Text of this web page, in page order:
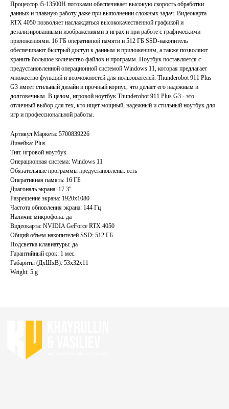
Процессор i5-13500H потоками обеспечивает высокую скорость обработки
данных и плавную работу даже при выполнении сложных задач. Видеокарта
RTX 4050 позволяет наслаждаться высококачественной графикой и
детализированными изображениями в играх и при работе с графическими
приложениями. 16 ГБ оперативной памяти и 512 ГБ SSD-накопитель
обеспечивают быстрый доступ к данным и приложениям, а также позволяют
хранить большое количество файлов и программ. Ноутбук поставляется с
предустановленной операционной системой Windows 11, которая предлагает
множество функций и возможностей для пользователей. Thunderobot 911 Plus
G3 имеет стильный дизайн и прочный корпус, что делает его надежным и
долговечным. В целом, игровой ноутбук Thunderobot 911 Plus G3 - это
отличный выбор для тех, кто ищет мощный, надежный и стильный ноутбук для
игр и профессиональной работы.
Артикул Маркета: 5700839226
Линейка: Plus
Тип: игровой ноутбук
Операционная система: Windows 11
Обязательные программы предустановлены: есть
Оперативная память: 16 ГБ
Диагональ экрана: 17.3"
Разрешение экрана: 1920x1080
Частота обновления экрана: 144 Гц
Наличие микрофона: да
Видеокарта: NVIDIA GeForce RTX 4050
Общий объем накопителей SSD: 512 ГБ
Подсветка клавиатуры: да
Гарантийный срок: 1 мес.
Габариты (ДхШхВ): 53x32x11
Weight: 5 g
Политика конфиденциальности
ИП Хайруллин Ильдар Тагирович
ОГРНИП 324774600152309
Главная
Акции
Контакты
Преимущества
Отзывы
Каталог
Ноутбуки бу
Игровые ноутбуки бу
Ноутбуки для работы бу